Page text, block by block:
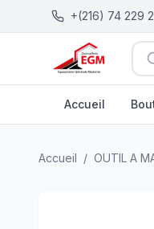
+(216) 74 229
Accueil
Accueil / OUTIL A